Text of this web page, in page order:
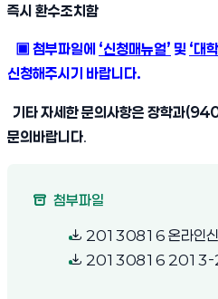
즉시 환수조치함
▣ 첨부파일에 ‘신청매뉴얼’ 및 ‘대
신청해주시기 바랍니다.
기타 자세한 문의사항은 장학과
문의바랍니다.
첨부파일
20130816 온라인신
20130816 2013-2